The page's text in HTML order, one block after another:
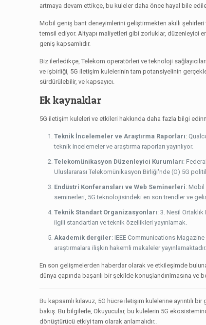
artmaya devam ettikçe, bu kuleler daha önce hayal bile
Mobil geniş bant deneyimlerini geliştirmekten akıllı şehirleri
temsil ediyor. Altyapı maliyetleri gibi zorluklar, düzenleyici
geniş kapsamlıdır.
Biz ilerledikçe, Telekom operatörleri ve teknoloji
ve işbirliği, 5G iletişim kulelerinin tam potansiyelinin
sürdürülebilir, ve kapsayıcı.
Ek kaynaklar
5G iletişim kuleleri ve etkileri hakkında daha fazla bilgi
Teknik İncelemeler ve Araştırma Raporları:
teknik incelemeler ve araştırma raporları yayınlıyor.
Telekomünikasyon Düzenleyici Kurumları:
Uluslararası Telekomünikasyon Birliği'nde (O) 5G
Endüstri Konferansları ve Web Seminerleri: Mobil
seminerleri, 5G teknolojisindeki en son trendler ve
Teknik Standart Organizasyonları: 3. Nesil
ilgili standartları ve teknik özellikleri yayınlamak.
Akademik dergiler: IEEE Communications
araştırmalara ilişkin hakemli makaleler
En son gelişmelerden haberdar olarak ve etkileşimde
dünya çapında başarılı bir şekilde konuşlandırılmasına ve
Bu kapsamlı kılavuz, 5G hücre iletişim kulelerine ayrıntılı
bakış. Bu bilgilerle, Okuyucular, bu kulelerin 5G
dönüştürücü etkiyi tam olarak anlamalıdır..